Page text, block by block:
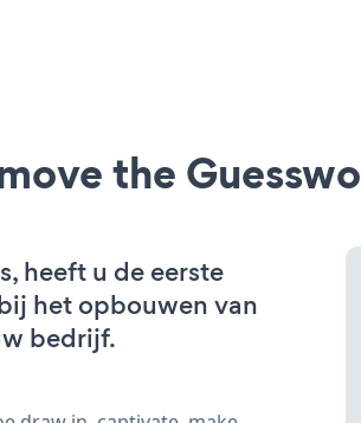
the
heeft u de eerste
het opbouwen van
bedrijf.